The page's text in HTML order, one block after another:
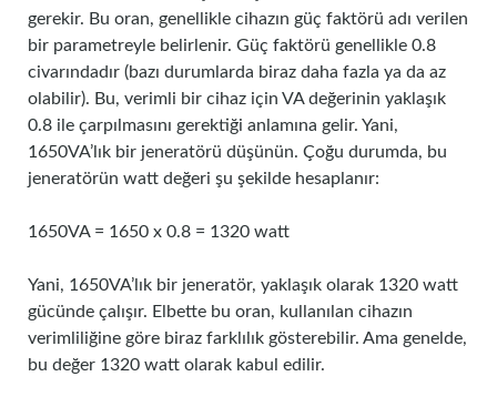
gerekir. Bu oran, genellikle cihazın güç faktörü adı verilen
bir parametreyle belirlenir. Güç faktörü genellikle 0.8
civarındadır (bazı durumlarda biraz daha fazla ya da az
olabilir). Bu, verimli bir cihaz için VA değerinin yaklaşık
0.8 ile çarpılmasını gerektiği anlamına gelir. Yani,
1650VA’lık bir jeneratörü düşünün. Çoğu durumda, bu
jeneratörün watt değeri şu şekilde hesaplanır:
1650VA = 1650 x 0.8 = 1320 watt
Yani, 1650VA’lık bir jeneratör, yaklaşık olarak 1320 watt
gücünde çalışır. Elbette bu oran, kullanılan cihazın
verimliliğine göre biraz farklılık gösterebilir. Ama genelde,
bu değer 1320 watt olarak kabul edilir.